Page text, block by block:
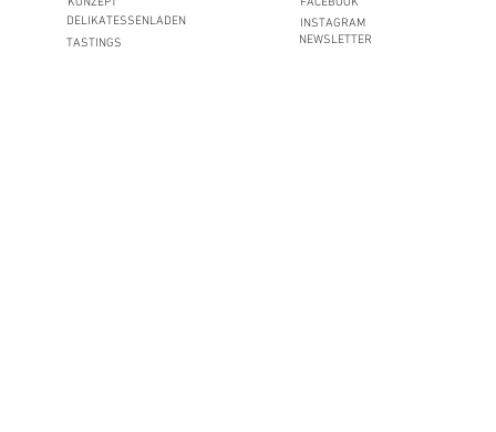
DELIKATESSENLADEN
TASTINGS
INSTAGRAM
NEWSLETTER